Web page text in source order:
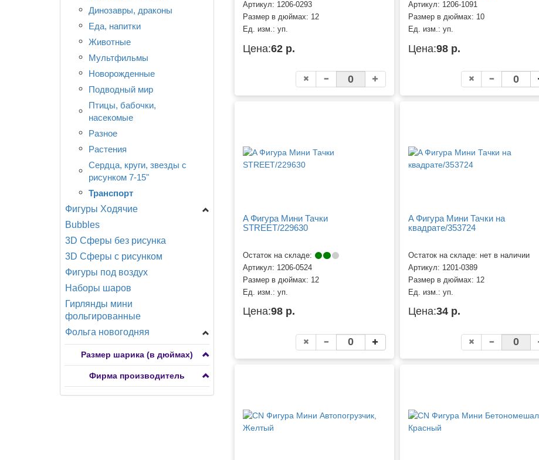
мультфильмы.
События, праздники.
Смайлы, улыбки.
Поздравляю!
Животные
Любовь, свадьба
Морские обитатели
Мультфильмы, сказки ...
Новорождённые
Птицы, насекомые
Разное
Растения
Транспорт
Динозавры, драконы
Еда, напитки
Животные
Мультфильмы
Новорожденные
Подводный мир
Птицы, бабочки,
насекомые
Разное
Растения
Сердца, круги, звезды с
рисунком 7-15"
Транспорт
Фигуры Ходячие
A -Анаграмм
CN -Китай
Разное
Bubbles
3D Сферы без рисунка
3D Сферы с рисунком
Фигуры под воздух
Наборы шаров
Гирлянды мини
фольгированные
Фольга новогодняя
Фигуры мини
Фигуры большие
Сердца, круги, звезды,
Размер шарика (в дюймах)
Фирма производитель
Артикул: 1206-0293
Размер в дюймах: 12
Ед. изм.: уп.
Цена:62 р.
Артикул: 1206-1091
Размер в дюймах: 10
Ед. изм.: уп.
Цена:98 р.
A Фигура Мини Тачки
STREET/229630
Остаток на складе:
Артикул: 1206-0524
Размер в дюймах: 12
Ед. изм.: уп.
Цена:98 р.
A Фигура Мини Тачки на
квадрате/353724
Остаток на складе: нет в наличии
Артикул: 1201-0389
Размер в дюймах: 12
Ед. изм.: уп.
Цена:34 р.